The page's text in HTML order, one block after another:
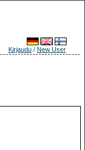
Kirjaudu / New User